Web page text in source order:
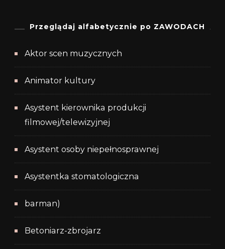
Przeglądaj alfabetycznie po ZAWODACH
Aktor scen muzycznych
Animator kultury
Asystent kierownika produkcji
filmowej/telewizyjnej
Asystent osoby niepełnosprawnej
Asystentka stomatologiczna
barman)
Betoniarz-zbrojarz